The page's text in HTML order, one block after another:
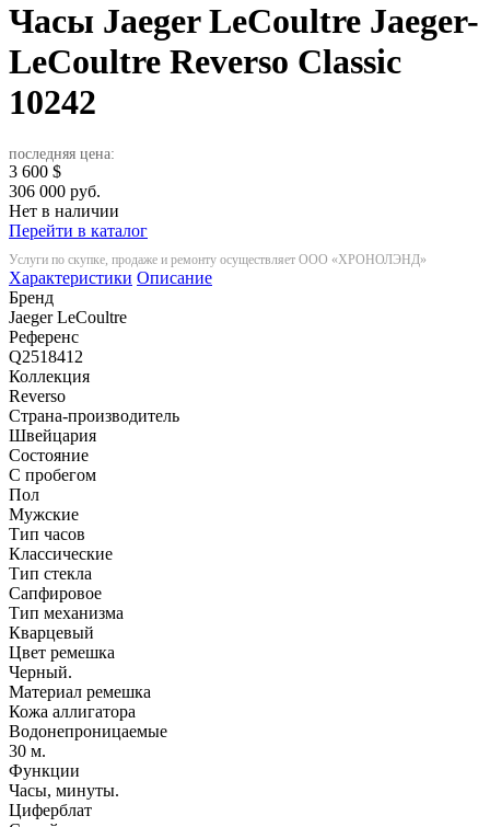
Часы Jaeger LeCoultre Jaeger-
LeCoultre Reverso Classic
10242
последняя цена:
3 600 $
306 000 руб.
Нет в наличии
Перейти в каталог
Услуги по скупке, продаже и ремонту осуществляет ООО «ХРОНОЛЭНД»
Характеристики Описание
Бренд
Jaeger LeCoultre
Референс
Q2518412
Коллекция
Reverso
Страна-производитель
Швейцария
Состояние
С пробегом
Пол
Мужские
Тип часов
Классические
Тип стекла
Сапфировое
Тип механизма
Кварцевый
Цвет ремешка
Черный.
Материал ремешка
Кожа аллигатора
Водонепроницаемые
30 м.
Функции
Часы, минуты.
Циферблат